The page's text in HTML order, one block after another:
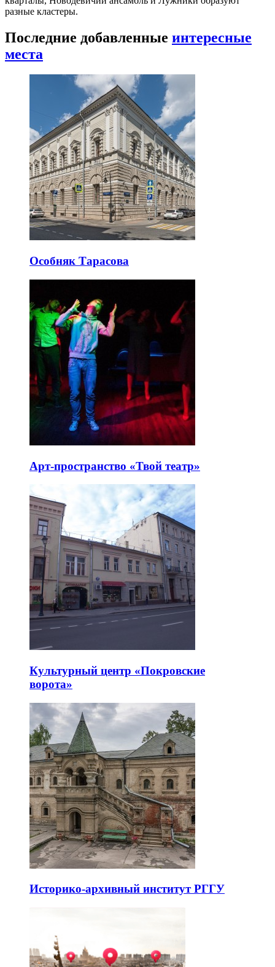
разные кластеры.
Последние добавленные интересные
места
Особняк Тарасова
Арт-пространство «Твой театр»
Культурный центр «Покровские
ворота»
Историко-архивный институт РГГУ